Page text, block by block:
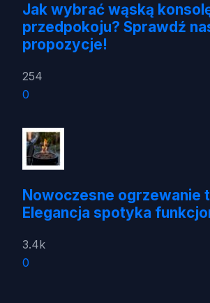
Jak wybrać wąską
przedpokoju? Sprawdź
propozycje!
254
0
Nowoczesne ogrzewanie
Elegancja spotyka
3.4k
0